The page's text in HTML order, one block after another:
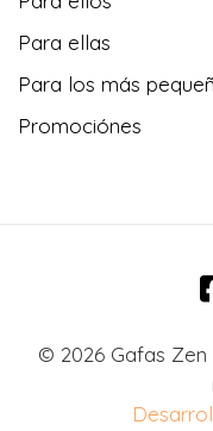
Para ellas
Para los más
Promociónes
© 2026 Gafas